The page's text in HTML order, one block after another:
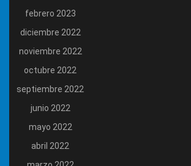
febrero 2023
diciembre 2022
noviembre 2022
octubre 2022
septiembre 2022
junio 2022
mayo 2022
abril 2022